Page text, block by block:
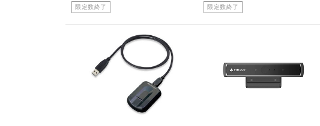
限定数終了 限定数終了